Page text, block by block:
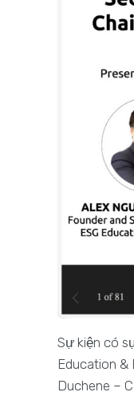
Sự kiện có
Education &
Duchene –